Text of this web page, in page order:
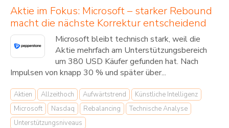
Aktie im Fokus: Microsoft – starker Rebound
macht die nächste Korrektur entscheidend
Microsoft bleibt technisch stark, weil die
Aktie mehrfach am Unterstützungsbereich
um 380 USD Käufer gefunden hat. Nach
Impulsen von knapp 30 % und später über...
Aktien Allzeithoch Aufwärtstrend
Künstliche Intelligenz
Microsoft
Nasdaq Rebalancing
Technische Analyse
Unterstützungsniveaus